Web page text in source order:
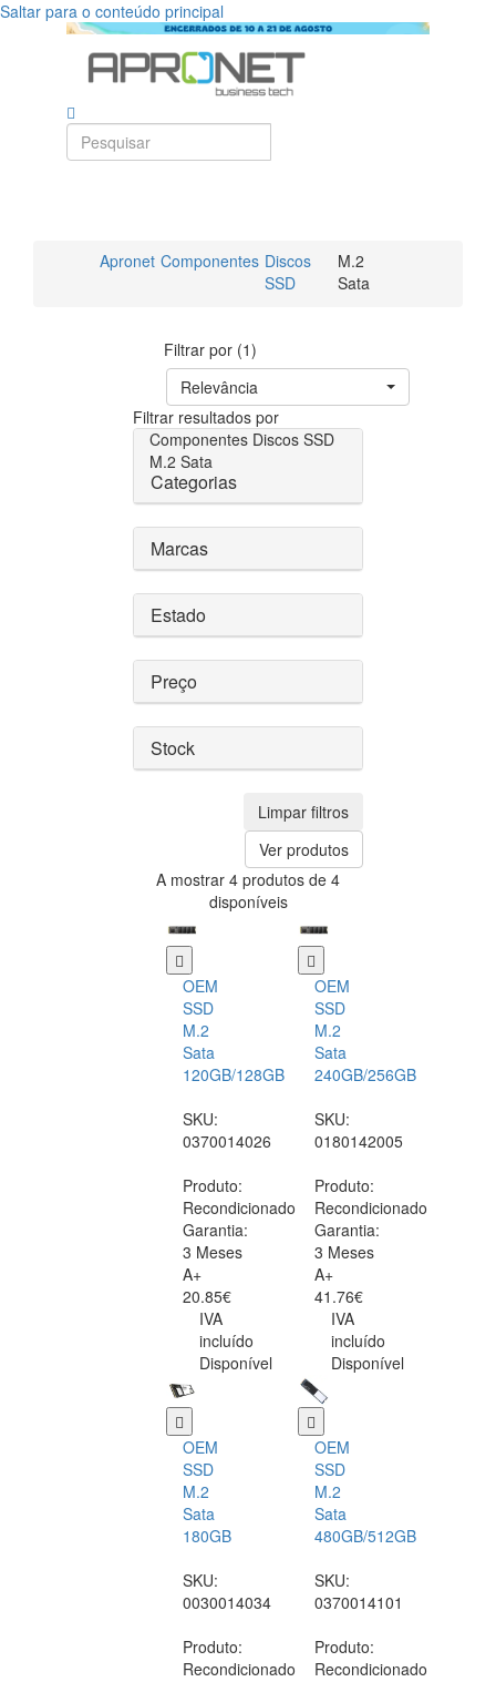
Saltar para o conteúdo principal
Apronet Componentes Discos
SSD
M.2
Sata
Filtrar por (1)
Relevância
Filtrar resultados por
Componentes Discos SSD
M.2 Sata
Categorias
Marcas
Estado
Preço
Stock
Limpar filtros
Ver produtos
A mostrar 4 produtos de 4
disponíveis
OEM
SSD
M.2
Sata
120GB/128GB
SKU:
0370014026
Produto:
Recondicionado
Garantia:
3 Meses
A+
20.85€
IVA
incluído
Disponível
OEM
SSD
M.2
Sata
240GB/256GB
SKU:
0180142005
Produto:
Recondicionado
Garantia:
3 Meses
A+
41.76€
IVA
incluído
Disponível
OEM
SSD
M.2
Sata
180GB
SKU:
0030014034
Produto:
Recondicionado
OEM
SSD
M.2
Sata
480GB/512GB
SKU:
0370014101
Produto:
Recondicionado